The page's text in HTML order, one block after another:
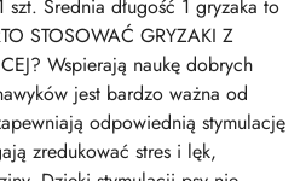
Średnia długość 1 gryzaka to
STOSOWAĆ GRYZAKI Z
Wspierają naukę dobrych
jest bardzo ważna od
odpowiednią stymulację
zredukować stres i lęk,